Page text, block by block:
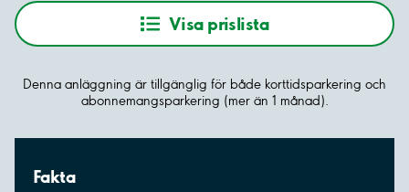
Visa prislista
Denna anläggning är tillgänglig för både korttidsparkering och
abonnemangsparkering (mer än 1 månad).
Fakta